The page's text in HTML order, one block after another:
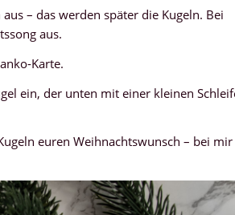
– das werden später die Kugeln. Bei
aus.
Karte.
ein, der unten mit einer kleinen
euren Weihnachtswunsch – bei mir